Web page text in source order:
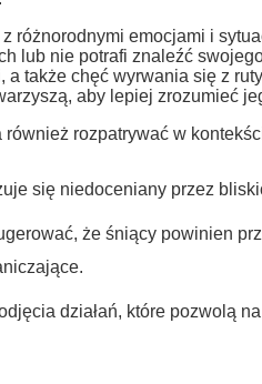
różnorodnymi emocjami i
lub nie potrafi znaleźć
także chęć wyrwania się z
aby lepiej zrozumieć
rozpatrywać w
się niedoceniany przez
że śniący powinien
działań, które pozwolą